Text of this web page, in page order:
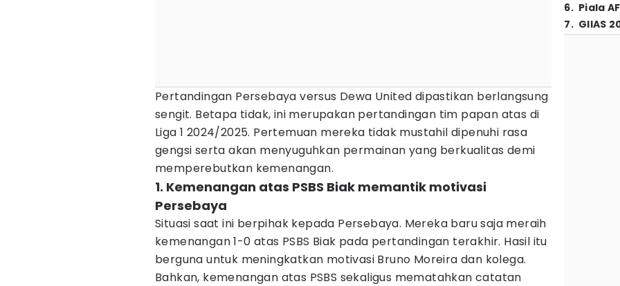
Pertandingan Persebaya versus Dewa United dipastikan berlangsung
sengit. Betapa tidak, ini merupakan pertandingan tim papan atas di
Liga 1 2024/2025. Pertemuan mereka tidak mustahil dipenuhi rasa
gengsi serta akan menyuguhkan permainan yang berkualitas demi
memperebutkan kemenangan.
1. Kemenangan atas PSBS Biak memantik motivasi
Persebaya
Situasi saat ini berpihak kepada Persebaya. Mereka baru saja meraih
kemenangan 1-0 atas PSBS Biak pada pertandingan terakhir. Hasil itu
berguna untuk meningkatkan motivasi Bruno Moreira dan kolega.
Bahkan, kemenangan atas PSBS sekaligus mematahkan catatan
6. Piala
7. GIIAS